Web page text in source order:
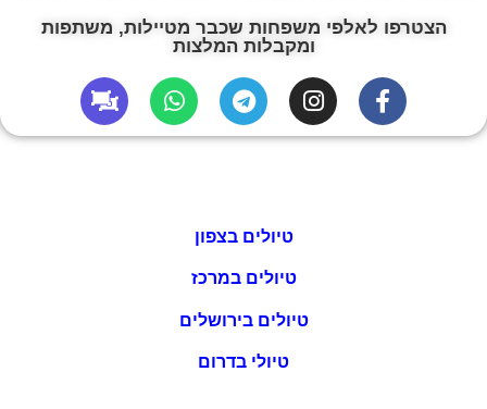
הצטרפו לאלפי משפחות שכבר מטיילות, משתפות
ומקבלות המלצות
טיולים בצפון
טיולים במרכז
טיולים בירושלים
טיולי בדרום